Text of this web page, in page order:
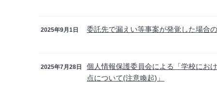
2025年9月1日 委託先で漏えい等事案が発覚した場合
2025年7月28日
個人情報保護委員会による「学校にお
点について(注意喚起)」